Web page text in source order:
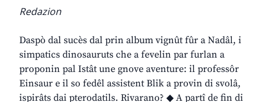
Redazion
Daspò dal sucès dal prin album vignût fûr a Nadâl, i
simpatics dinosauruts che a fevelin par furlan a
proponin pal Istât une gnove aventure: il professôr
Einsaur e il so fedêl assistent Blik a provin di svolâ,
ispirâts dai pterodatils. Rivarano? ◆ A partî de fin di